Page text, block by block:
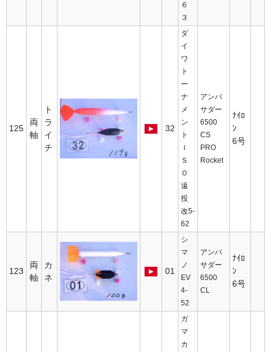
６
３
125
両
軸
ト
ラ
イ
チ
32
ダ
イ
ワ
ト
ー
ナ
メ
ン
ト
Ｉ
Ｓ
Ｏ
遠
投
改5-
62
アンバ
サダー
6500
CS
PRO
Rocket
ﾅｲﾛ
ﾝ
6号
123
両
軸
カ
ネ
01
シ
マ
ノ
EV
4-
52
アンバ
サダー
6500
CL
ﾅｲﾛ
ﾝ
6号
ガ
マ
カ